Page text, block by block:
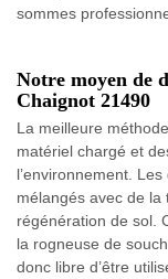
sommes
Notre moyen de
Chaignot 21490
La meilleure
matériel chargé et
l’environnement.
mélangés avec de
régénération de sol.
la rogneuse de
donc libre d’être